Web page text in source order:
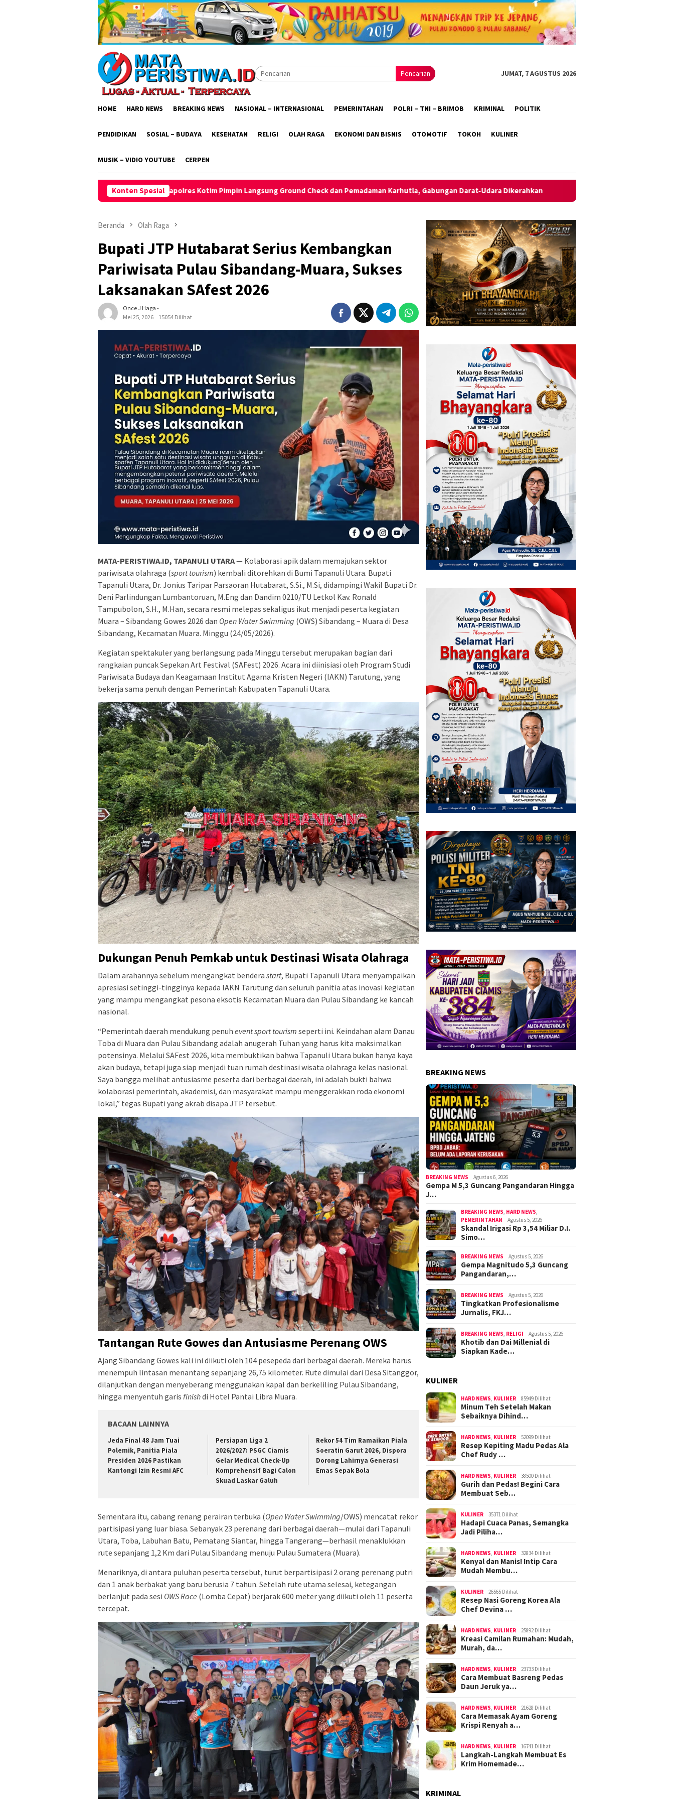
Pencarian JUMAT, 7 AGUSTUS 2026
HOME HARD NEWS BREAKING NEWS NASIONAL – INTERNASIONAL PEMERINTAHAN POLRI – TNI – BRIMOB KRIMINAL POLITIK
PENDIDIKAN SOSIAL – BUDAYA KESEHATAN RELIGI OLAH RAGA EKONOMI DAN BISNIS OTOMOTIF TOKOH KULINER
MUSIK – VIDIO YOUTUBE CERPEN
Konten Spesial
Kapolres Kotim Pimpin Langsung Ground Check dan Pemadaman Karhutla, Gabungan Darat-Udara Dikerahkan Polres Kotim Ikuti Anev Capaian Kinerja Semester I Polri yang
Beranda Olah Raga
Bupati JTP Hutabarat Serius Kembangkan
Pariwisata Pulau Sibandang-Muara, Sukses
Laksanakan SAfest 2026
Once J Haga -
Mei 25, 2026
15054 Dilihat
MATA-PERISTIWA.ID, TAPANULI UTARA— Kolaborasi apik dalam memajukan sektor
pariwisata olahraga (sport tourism) kembali ditorehkan di Bumi Tapanuli Utara. Bupati
Tapanuli Utara, Dr. Jonius Taripar Parsaoran Hutabarat, S.Si., M.Si, didampingi Wakil Bupati Dr.
Deni Parlindungan Lumbantoruan, M.Eng dan Dandim 0210/TU Letkol Kav. Ronald
Tampubolon, S.H., M.Han, secara resmi melepas sekaligus ikut menjadi peserta kegiatan
Muara – Sibandang Gowes 2026 dan Open Water Swimming (OWS) Sibandang – Muara di Desa
Sibandang, Kecamatan Muara. Minggu (24/05/2026).
Kegiatan spektakuler yang berlangsung pada Minggu tersebut merupakan bagian dari
rangkaian puncak Sepekan Art Festival (SAFest) 2026. Acara ini diinisiasi oleh Program Studi
Pariwisata Budaya dan Keagamaan Institut Agama Kristen Negeri (IAKN) Tarutung, yang
bekerja sama penuh dengan Pemerintah Kabupaten Tapanuli Utara.
Dukungan Penuh Pemkab untuk Destinasi Wisata Olahraga
Dalam arahannya sebelum mengangkat bendera start, Bupati Tapanuli Utara menyampaikan
apresiasi setinggi-tingginya kepada IAKN Tarutung dan seluruh panitia atas inovasi kegiatan
yang mampu mengangkat pesona eksotis Kecamatan Muara dan Pulau Sibandang ke kancah
nasional.
“Pemerintah daerah mendukung penuh event sport tourism seperti ini. Keindahan alam Danau
Toba di Muara dan Pulau Sibandang adalah anugerah Tuhan yang harus kita maksimalkan
potensinya. Melalui SAFest 2026, kita membuktikan bahwa Tapanuli Utara bukan hanya kaya
akan budaya, tetapi juga siap menjadi tuan rumah destinasi wisata olahraga kelas nasional.
Saya bangga melihat antusiasme peserta dari berbagai daerah, ini adalah bukti bahwa
kolaborasi pemerintah, akademisi, dan masyarakat mampu menggerakkan roda ekonomi
lokal,” tegas Bupati yang akrab disapa JTP tersebut.
Tantangan Rute Gowes dan Antusiasme Perenang OWS
Ajang Sibandang Gowes kali ini diikuti oleh 104 pesepeda dari berbagai daerah. Mereka harus
menempuh lintasan menantang sepanjang 26,75 kilometer. Rute dimulai dari Desa Sitanggor,
dilanjutkan dengan menyeberang menggunakan kapal dan berkeliling Pulau Sibandang,
hingga menyentuh garis finishdi Hotel Pantai Libra Muara.
BACAAN LAINNYA
Jeda Final 48 Jam Tuai
Polemik, Panitia Piala
Presiden 2026 Pastikan
Kantongi Izin Resmi AFC
Persiapan Liga 2
2026/2027: PSGC Ciamis
Gelar Medical Check-Up
Komprehensif Bagi Calon
Skuad Laskar Galuh
Rekor 54 Tim Ramaikan Piala
Soeratin Garut 2026, Dispora
Dorong Lahirnya Generasi
Emas Sepak Bola
Sementara itu, cabang renang perairan terbuka (Open Water Swimming/OWS) mencatat rekor
partisipasi yang luar biasa. Sebanyak 23 perenang dari berbagai daerah—mulai dari Tapanuli
Utara, Toba, Labuhan Batu, Pematang Siantar, hingga Tangerang—berhasil menaklukkan
rute sepanjang 1,2 Km dari Pulau Sibandang menuju Pulau Sumatera (Muara).
Menariknya, di antara puluhan peserta tersebut, turut berpartisipasi 2 orang perenang putri
dan 1 anak berbakat yang baru berusia 7 tahun. Setelah rute utama selesai, ketegangan
berlanjut pada sesi OWS Race (Lomba Cepat) berjarak 600 meter yang diikuti oleh 11 peserta
tercepat.
BREAKING NEWS
BREAKING NEWS Agustus 6, 2026
Gempa M 5,3 Guncang Pangandaran Hingga
J…
BREAKING NEWS HARD NEWS
PEMERINTAHAN
Agustus 5, 2026
Skandal Irigasi Rp 3,54 Miliar D.I.
Simo…
BREAKING NEWS Agustus 5, 2026
Gempa Magnitudo 5,3 Guncang
Pangandaran,…
BREAKING NEWS Agustus 5, 2026
Tingkatkan Profesionalisme
Jurnalis, FKJ…
BREAKING NEWS RELIGI Agustus 5, 2026
Khotib dan Dai Millenial di
Siapkan Kade…
KULINER
HARD NEWS KULINER 85949 Dilihat
Minum Teh Setelah Makan
Sebaiknya Dihind…
HARD NEWS KULINER 52099 Dilihat
Resep Kepiting Madu Pedas Ala
Chef Rudy …
HARD NEWS KULINER 38500 Dilihat
Gurih dan Pedas! Begini Cara
Membuat Seb…
KULINER 35371 Dilihat
Hadapi Cuaca Panas, Semangka
Jadi Piliha…
HARD NEWS KULINER 32834 Dilihat
Kenyal dan Manis! Intip Cara
Mudah Membu…
KULINER 26565 Dilihat
Resep Nasi Goreng Korea Ala
Chef Devina …
HARD NEWS KULINER 25892 Dilihat
Kreasi Camilan Rumahan: Mudah,
Murah, da…
HARD NEWS KULINER 23733 Dilihat
Cara Membuat Basreng Pedas
Daun Jeruk ya…
HARD NEWS KULINER 21628 Dilihat
Cara Memasak Ayam Goreng
Krispi Renyah a…
HARD NEWS KULINER 16741 Dilihat
Langkah-Langkah Membuat Es
Krim Homemade…
KRIMINAL